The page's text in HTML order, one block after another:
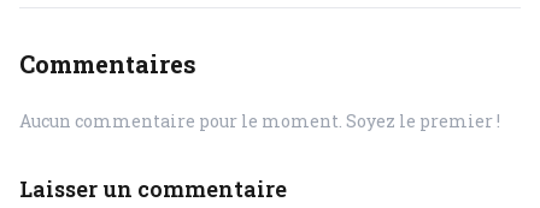
Commentaires
Aucun commentaire pour le moment. Soyez le premier !
Laisser un commentaire